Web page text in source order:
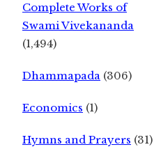
Complete Works of
Swami Vivekananda
(1,494)
Dhammapada (306)
Economics (1)
Hymns and Prayers (31)